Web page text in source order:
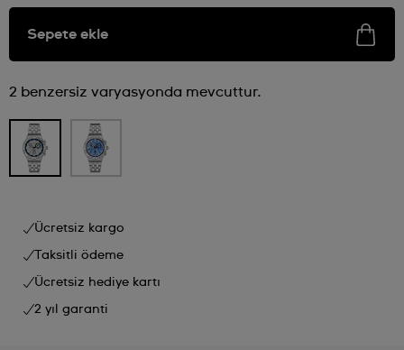
Sepete ekle
2 benzersiz varyasyonda mevcuttur.
Ücretsiz kargo
Taksitli ödeme
Ücretsiz hediye kartı
2 yıl garanti